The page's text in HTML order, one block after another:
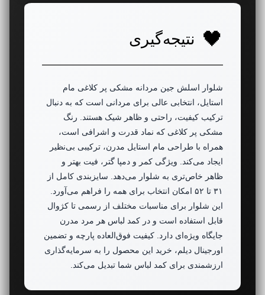
نتیجه‌گیری
شلوار اسلش جین مردانه مشکی پر کلاغی مام
استایل، انتخابی عالی برای مردانی است که به دنبال
ترکیب کیفیت، راحتی و ظاهر شیک هستند. رنگ
مشکی پر کلاغی که نماد قدرت و اشرافی است،
همراه با طراحی مام استایل مدرن، ترکیبی بی‌نظیر
ایجاد می‌کند. ویژگی کمر و دمپا گتر، فیت بهتر و
ظاهر خاص‌تری به شلوار می‌دهد. سایزبندی کامل از
۳۱ تا ۵۲ امکان انتخاب برای همه را فراهم می‌آورد.
این شلوار برای مناسبات مختلف از رسمی تا کژوال
قابل استفاده است و در کمد لباس هر مرد مدرن
جایگاه ویژه‌ای دارد. کیفیت فوق‌العاده پارچه و تضمین
اورجینال دیلم، خرید این محصول را به سرمایه‌گذاری
ارزشمندی برای کمد لباس شما تبدیل می‌کند.